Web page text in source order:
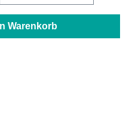
Wert ein
Warenkorb